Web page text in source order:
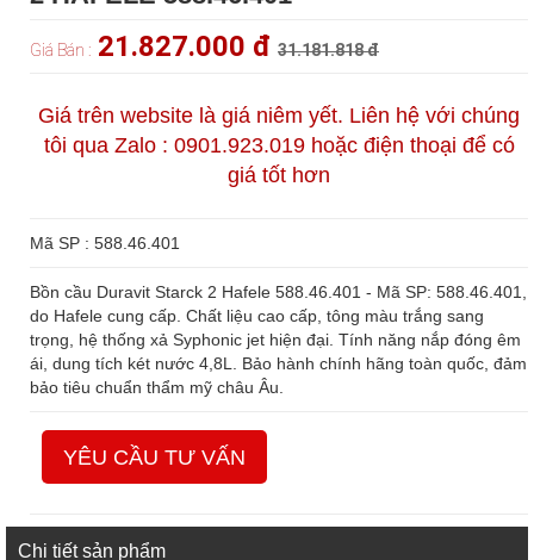
Giá Bán : 21.827.000 đ 31.181.818 đ
Giá trên website là giá niêm yết. Liên hệ với chúng
tôi qua Zalo : 0901.923.019 hoặc điện thoại để có
giá tốt hơn
Mã SP : 588.46.401
Bồn cầu Duravit Starck 2 Hafele 588.46.401 - Mã SP: 588.46.401,
do Hafele cung cấp. Chất liệu cao cấp, tông màu trắng sang
trọng, hệ thống xả Syphonic jet hiện đại. Tính năng nắp đóng êm
ái, dung tích két nước 4,8L. Bảo hành chính hãng toàn quốc, đảm
bảo tiêu chuẩn thẩm mỹ châu Âu.
YÊU CẦU TƯ VẤN
Chi tiết sản phẩm